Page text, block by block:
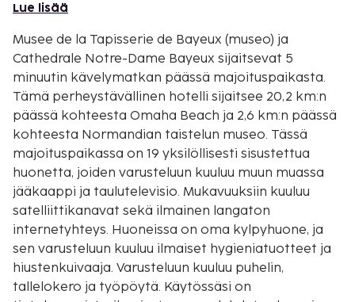
Lue lisää
Musee de la Tapisserie de Bayeux (museo) ja
Cathedrale Notre-Dame Bayeux sijaitsevat 5
minuutin kävelymatkan päässä majoituspaikasta.
Tämä perheystävällinen hotelli sijaitsee 20,2 km:n
päässä kohteesta Omaha Beach ja 2,6 km:n päässä
kohteesta Normandian taistelun museo. Tässä
majoituspaikassa on 19 yksilöllisesti sisustettua
huonetta, joiden varusteluun kuuluu muun muassa
jääkaappi ja taulutelevisio. Mukavuuksiin kuuluu
satelliittikanavat sekä ilmainen langaton
internetyhteys. Huoneissa on oma kylpyhuone, ja
sen varusteluun kuuluu ilmaiset hygieniatuotteet ja
hiustenkuivaaja. Varusteluun kuuluu puhelin,
tallelokero ja työpöytä. Käytössäsi on